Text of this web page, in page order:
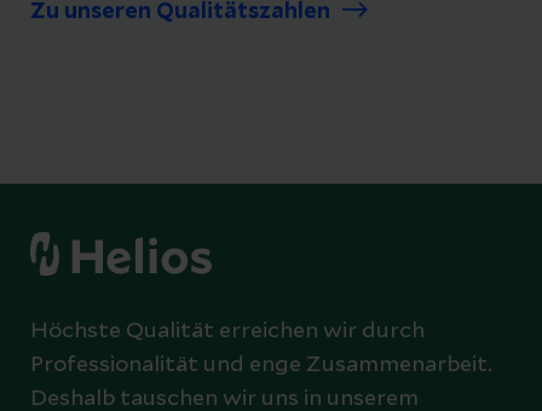
Zu unseren Qualitätszahlen
Höchste Qualität erreichen wir durch
Professionalität und enge Zusammenarbeit.
Deshalb tauschen wir uns in unserem